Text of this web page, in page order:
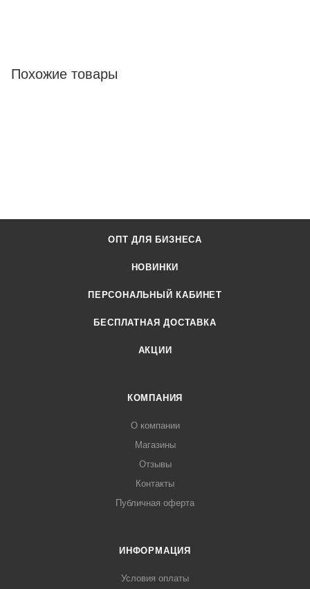
Похожие товары
ОПТ ДЛЯ БИЗНЕСА
НОВИНКИ
ПЕРСОНАЛЬНЫЙ КАБИНЕТ
БЕСПЛАТНАЯ ДОСТАВКА
АКЦИИ
КОМПАНИЯ
О компании
Магазины
Отзывы
Контакты
Публичная оферта
ИНФОРМАЦИЯ
Условия оплаты